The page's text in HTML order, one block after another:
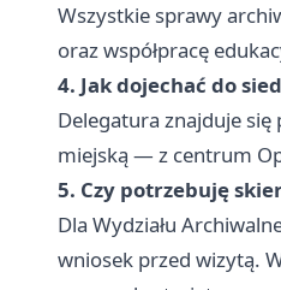
Wszystkie sprawy
oraz współpracę
4. Jak dojechać do
Delegatura znajduje
miejską — z centrum
5. Czy potrzebuję
Dla Wydziału
wniosek przed wizytą.